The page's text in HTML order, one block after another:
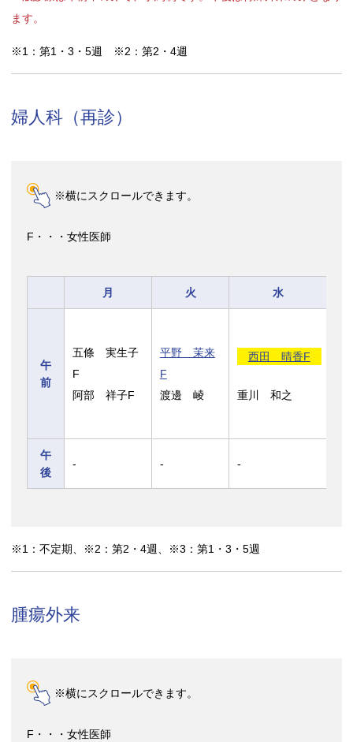
ます。
※1：第1・3・5週 ※2：第2・4週
婦人科（再診）
※横にスクロールできます。
F・・・女性医師
月 火 水
午
前
五條 実生子
F
阿部 祥子F
平野 茉来
F
渡邊 崚
西田 晴香F
重川 和之
午
後
- - -
※1：不定期、※2：第2・4週、※3：第1・3・5週
腫瘍外来
※横にスクロールできます。
F・・・女性医師